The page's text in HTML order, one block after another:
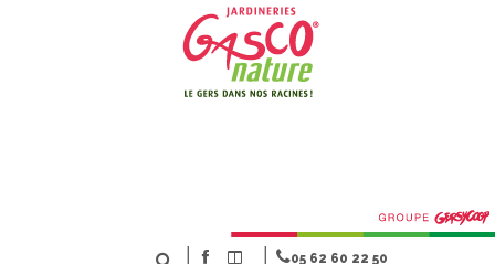
05 62 60 22 50